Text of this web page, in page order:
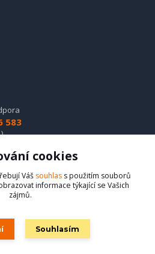
583
cookies
Váš souhlas s použitím souborů
informace týkající se Vašich
zájmů.
Souhlasím